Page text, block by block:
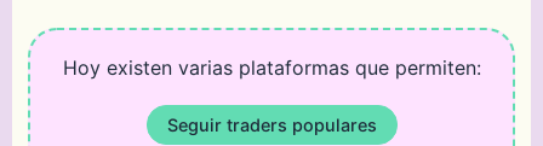
Hoy existen varias plataformas que permiten:
Seguir traders populares